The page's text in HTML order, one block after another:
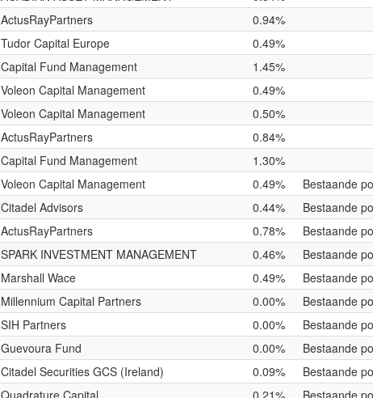
ActusRayPartners
0.94%
Tudor Capital Europe
0.49%
Capital Fund Management
1.45%
Voleon Capital Management
0.49%
Voleon Capital Management
0.50%
ActusRayPartners
0.84%
Capital Fund Management
1.30%
Voleon Capital Management 0.49%
Bestaande
Citadel Advisors 0.44%
Bestaande
ActusRayPartners 0.78%
Bestaande
SPARK INVESTMENT MANAGEMENT 0.46%
Bestaande
Marshall Wace 0.49%
Bestaande
Millennium Capital Partners 0.00%
Bestaande
SIH Partners 0.00%
Bestaande
Guevoura Fund 0.00%
Bestaande
Citadel Securities GCS (Ireland) 0.09%
Bestaande
Quadrature Capital 0.21% Bestaande